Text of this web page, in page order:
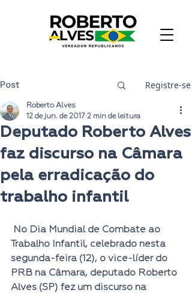
Post Registre-se
Deputado Roberto Alves
faz discurso na Câmara
pela erradicação do
trabalho infantil
Roberto Alves
12 de jun. de 2017 2 min de leitura
Trabalho Infantil, celebrado nesta
segunda-feira (12), o vice-líder do
PRB na Câmara, deputado Roberto
Alves (SP) fez um discurso na